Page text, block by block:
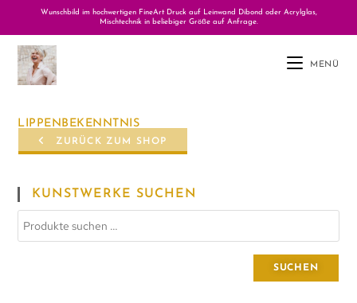
Wunschbild im hochwertigen FineArt Druck auf Leinwand Dibond oder Acrylglas,
Mischtechnik in beliebiger Größe auf Anfrage.
MENÜ
LIPPENBEKENNTNIS
ZURÜCK ZUM SHOP
KUNSTWERKE SUCHEN
SUCHEN